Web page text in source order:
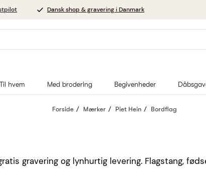
Dansk shop & gravering i Danmark
Til hvem Med brodering Begivenheder
Forside Mærker Piet Hein Bordflag
gravering og lynhurtig levering. Flagstang,